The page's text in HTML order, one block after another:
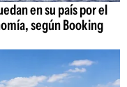
en su país por el
según Booking